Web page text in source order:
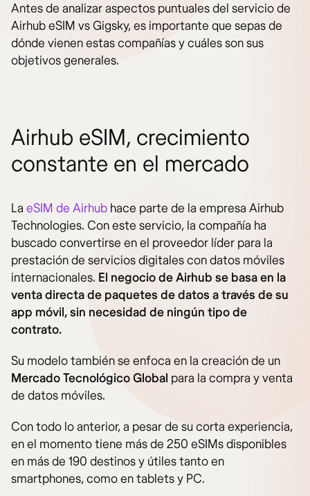
Antes de analizar aspectos puntuales del servicio de
Airhub eSIM vs Gigsky, es importante que sepas de
dónde vienen estas compañías y cuáles son sus
objetivos generales.
Airhub eSIM, crecimiento
constante en el mercado
La eSIM de Airhub hace parte de la empresa Airhub
Technologies. Con este servicio, la compañía ha
buscado convertirse en el proveedor líder para la
prestación de servicios digitales con datos móviles
internacionales. El negocio de Airhub se basa en la
venta directa de paquetes de datos a través de su
app móvil, sin necesidad de ningún tipo de
contrato.
Su modelo también se enfoca en la creación de un
Mercado Tecnológico Global para la compra y venta
de datos móviles.
Con todo lo anterior, a pesar de su corta experiencia,
en el momento tiene más de 250 eSIMs disponibles
en más de 190 destinos y útiles tanto en
smartphones, como en tablets y PC.